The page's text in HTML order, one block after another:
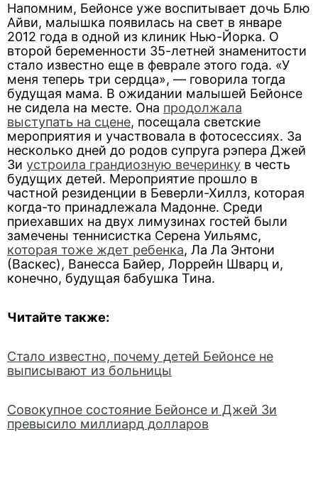
Напомним, Бейонсе уже воспитывает дочь Блю
Айви, малышка появилась на свет в январе
2012 года в одной из клиник Нью-Йорка. О
второй беременности 35-летней знаменитости
стало известно еще в феврале этого года. «У
меня теперь три сердца», — говорила тогда
будущая мама. В ожидании малышей Бейонсе
не сидела на месте. Она продолжала
выступать на сцене, посещала светские
мероприятия и участвовала в фотосессиях. За
несколько дней до родов супруга рэпера Джей
Зи устроила грандиозную вечеринку в честь
будущих детей. Мероприятие прошло в
частной резиденции в Беверли-Хиллз, которая
когда-то принадлежала Мадонне. Cреди
приехавших на двух лимузинах гостей были
замечены теннисистка Серена Уильямс,
которая тоже ждет ребенка, Ла Ла Энтони
(Васкес), Ванесса Байер, Лоррейн Шварц и,
конечно, будущая бабушка Тина.
Читайте также:
Стало известно, почему детей Бейонсе не
выписывают из больницы
Совокупное состояние Бейонсе и Джей Зи
превысило миллиард долларов